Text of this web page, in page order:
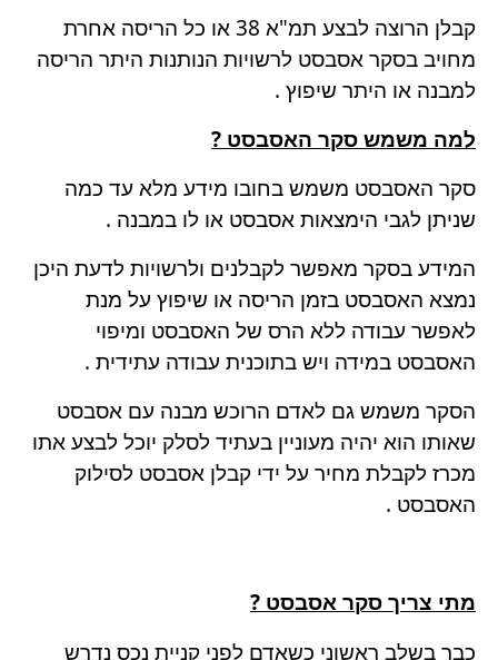
קבלן הרוצה לבצע תמ"א 38 או כל הריסה אחרת
מחויב בסקר אסבסט לרשויות הנותנות היתר הריסה
למבנה או היתר שיפוץ .
למה משמש סקר האסבסט ?
סקר האסבסט משמש בחובו מידע מלא עד כמה
שניתן לגבי הימצאות אסבסט או לו במבנה .
המידע בסקר מאפשר לקבלנים ולרשויות לדעת היכן
נמצא האסבסט בזמן הריסה או שיפוץ על מנת
לאפשר עבודה ללא הרס של האסבסט ומיפוי
האסבסט במידה ויש בתוכנית עבודה עתידית .
הסקר משמש גם לאדם הרוכש מבנה עם אסבסט
שאותו הוא יהיה מעוניין בעתיד לסלק יוכל לבצע אתו
מכרז לקבלת מחיר על ידי קבלן אסבסט לסילוק
האסבסט .
מתי צריך סקר אסבסט ?
כבר בשלב ראשוני כשאדם לפני קניית נכס נדרש